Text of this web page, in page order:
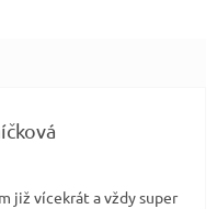
z 5 hvězdiček.
již vícekrát a vždy super